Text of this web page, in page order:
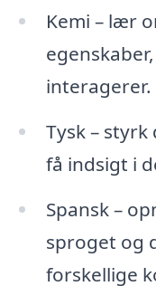
Kemi – lær
interagerer.
Tysk –
få indsigt i
Spansk –
sproget og
forskellige